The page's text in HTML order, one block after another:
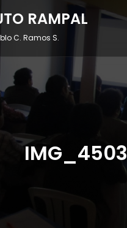
RAMPAL
C. Ramos S.
IMG_4503